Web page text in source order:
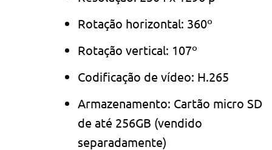
Rotação horizontal: 360º
Rotação vertical: 107º
Codificação de vídeo: H.265
Armazenamento: Cartão micro SD
de até 256GB (vendido
separadamente)